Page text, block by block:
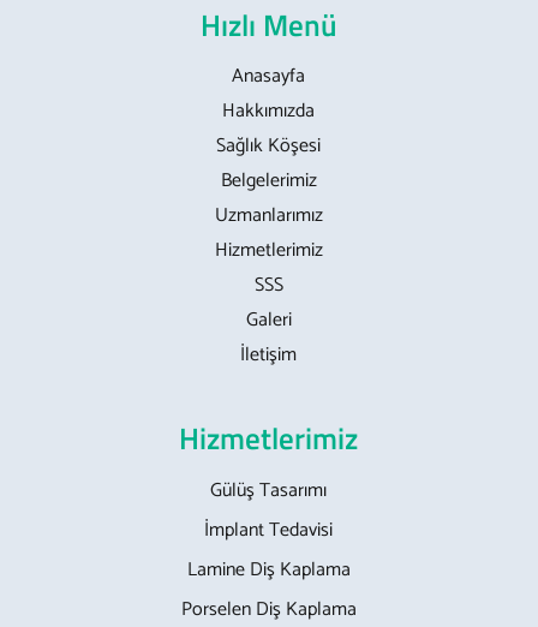
Hızlı Menü
Anasayfa
Hakkımızda
Sağlık Köşesi
Belgelerimiz
Uzmanlarımız
Hizmetlerimiz
SSS
Galeri
İletişim
Hizmetlerimiz
Gülüş Tasarımı
İmplant Tedavisi
Lamine Diş Kaplama
Porselen Diş Kaplama